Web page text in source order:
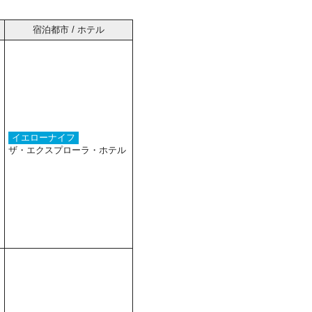
宿泊都市 / ホテル
イエローナイフ
ザ・エクスプローラ・ホテル